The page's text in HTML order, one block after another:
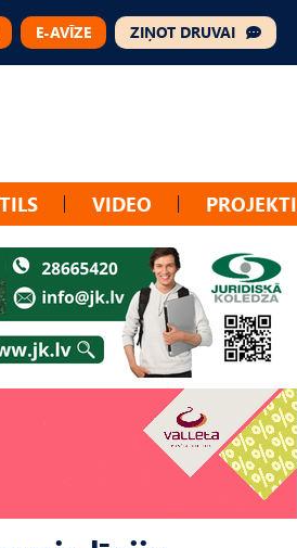
E-AVĪZE ZIŅOT DRUVAI
VIDEO PROJEKTI